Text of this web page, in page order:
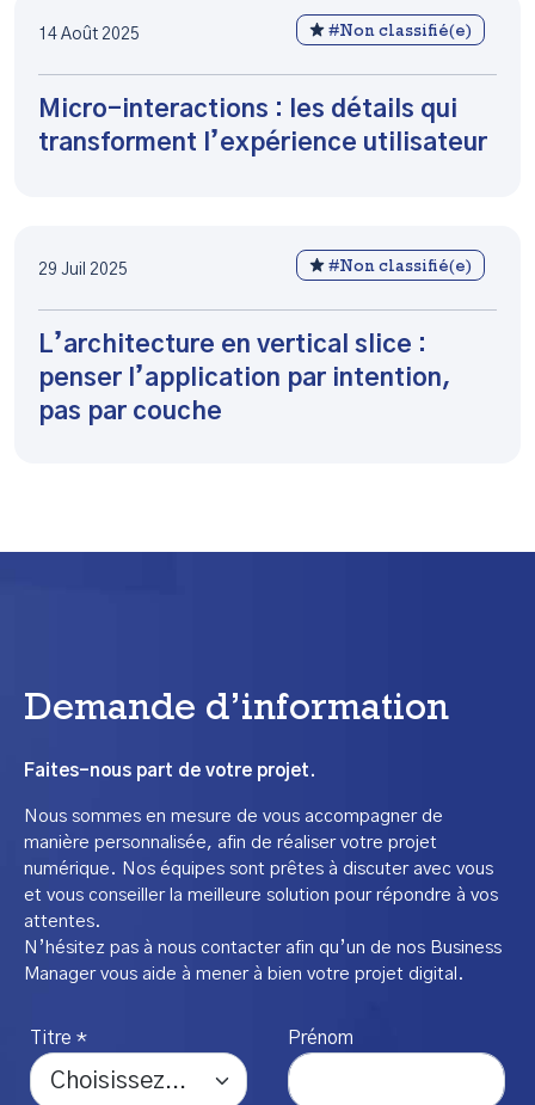
14 Août 2025 #Non classifié(e)
Micro-interactions : les détails qui
transforment l’expérience utilisateur
29 Juil 2025 #Non classifié(e)
L’architecture en vertical slice :
penser l’application par intention,
pas par couche
Demande d’information
Faites-nous part de votre projet.
Nous sommes en mesure de vous accompagner de
manière personnalisée, afin de réaliser votre projet
numérique. Nos équipes sont prêtes à discuter avec vous
et vous conseiller la meilleure solution pour répondre à vos
attentes.
N’hésitez pas à nous contacter afin qu’un de nos Business
Manager vous aide à mener à bien votre projet digital.
Titre * Prénom